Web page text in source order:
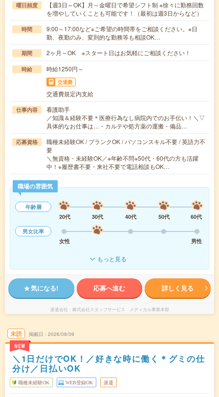
曜日頻度
【週3日～OK】月～金曜日で希望シフト制 ※徐々に勤務回数
を増やしていくことも可能です！（最初は週3日からなど）
時間
9:00～17:00など※ご希望の時間帯をご相談ください。※日
勤、夜勤のみ、変則的な勤務等も相談OK…
期間 2ヶ月～OK ※スタート日はお気軽にご相談ください！
時給 時給1250円～
交通費
交通費規定内支給
仕事内容
看護助手
／知識＆経験不要＊医療行為なし病院内でのお手伝い！＼▽
具体的なお仕事は…・カルテや処方薬の運搬・備品…
応募資格
職種未経験OK / ブランクOK / パソコンスキル不要 / 英語力不
要
＼無資格・未経験OK／※年齢不問※50代・60代の方も活躍
中！※履歴書不要・来社不要で電話相談もOK…
職場の雰囲気
年齢層
20代
30代 40代 50代
60代
男女比率
女性
男性
もっと見る
気になる! 応募へ進む 詳しく見る
派遣会社 株式会社スタッフサービス メディカル事業本部
未読
NEW
掲載日 2026/08/09
＼1日だけでOK！／好きな時に働く＊グミの仕
分け／日払いOK
職種未経験OK WEB登録OK 派遣